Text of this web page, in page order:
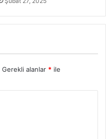
Gerekli alanlar * ile